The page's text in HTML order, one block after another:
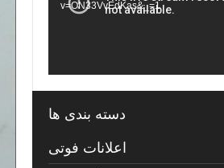
v=ON33VvEdKas&_=1
دسته بندی ها
اعلانات فوتی